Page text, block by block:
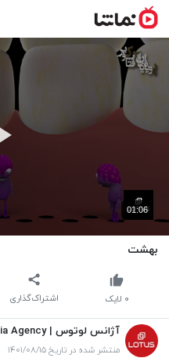
01:06
بهشت
اشتراک‌گذاری ۰ لایک
آژانس لوتوس | Lotus Media Agency
منتشر شده در تاریخ ۱۴۰۱/۰۸/۱۵